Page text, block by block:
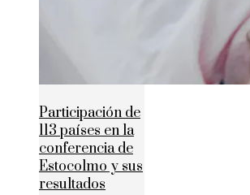
Participación de
113 países en la
conferencia de
Estocolmo y sus
resultados